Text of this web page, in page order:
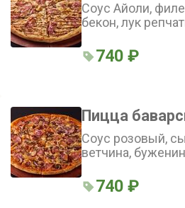
Соус Айоли,
бекон, лук
740 ₽
Пицца
Соус розовый,
ветчина,
репчатый
(25 см)
740 ₽